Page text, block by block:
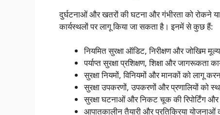
दुर्घटनाओं और खतरों की घटना और गंभीरता को रोकने
कार्यस्थलों पर लागू किया जा सकता है। इनमें से कुछ हैं:
नियमित सुरक्षा ऑडिट, निरीक्षण और जोखिम
पर्याप्त सुरक्षा प्रशिक्षण, शिक्षा और जागरूकता
सुरक्षा नियमों, विनियमों और मानकों को लागू
सुरक्षा उपकरणों, उपकरणों और प्रणालियों को
सुरक्षा घटनाओं और निकट चूक की रिपोर्टिंग
आपातकालीन तैयारी और प्रतिक्रिया योजनाओं